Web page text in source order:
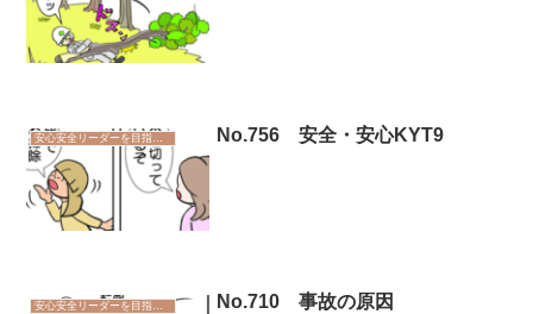
安心安全リーダーを目指そう No.756 安全・安心KYT9
安心安全リーダーを目指そう No.710 事故の原因